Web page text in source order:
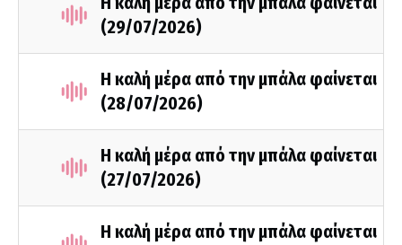
(29/07/2026)
Η καλή μέρα από την μπάλα φαίνεται
(28/07/2026)
Η καλή μέρα από την μπάλα φαίνεται
(27/07/2026)
Η καλή μέρα από την μπάλα φαίνεται